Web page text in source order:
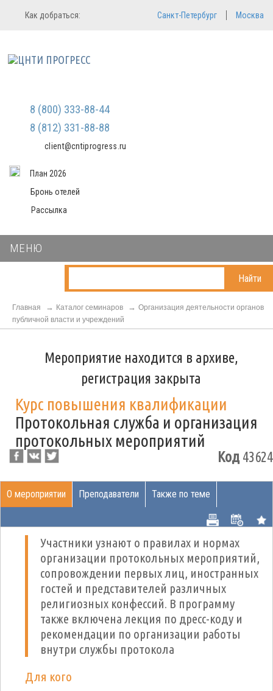
Регистрация
Мы не передаем ваши данные
третьим лицам и не рассылаем
Вход в систему
Как добраться: Санкт-Петербург Москва
8 (800) 333-88-44
8 (812) 331-88-88
client@cntiprogress.ru
План 2026
Бронь отелей
Рассылка
МЕНЮ
Найти
Главная Каталог семинаров
Организация деятельности органов
публичной власти и учреждений
Мероприятие находится в архиве,
регистрация закрыта
Курс повышения квалификации
Протокольная служба и организация
протокольных мероприятий
Код43624
О мероприятии Преподаватели Также по теме
Участники узнают о правилах и нормах
организации протокольных мероприятий,
сопровождении первых лиц, иностранных
гостей и представителей различных
религиозных конфессий. В программу
также включена лекция по дресс-коду и
рекомендации по организации работы
внутри службы протокола
Для кого